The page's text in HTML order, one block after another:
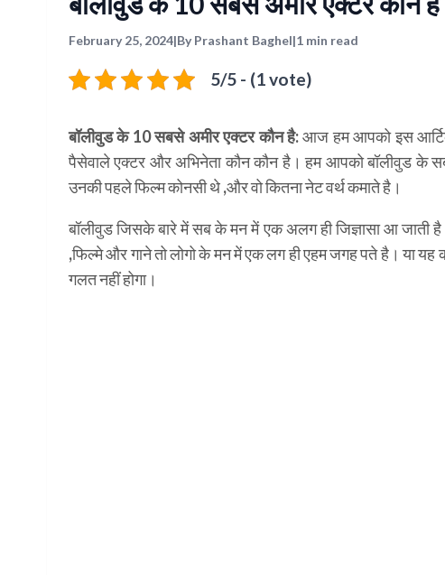
February 25, 2024|By Prashant Baghel|1 min read
5/5 - (1 vote)
बॉलीवुड के 10 सबसे अमीर एक्टर कौन है:आज हम आपको इस
पैसेवाले एक्टर और अभिनेता कौन कौन है। हम आपको बॉलीवुड के
उनकी पहले फिल्म कोनसी थे ,और वो कितना नेट वर्थ कमाते है।
बॉलीवुड जिसके बारे में सब के मन में एक अलग ही जिज्ञासा आ जाती
,फिल्मे और गाने तो लोगो के मन में एक लग ही एहम जगह पते है। या
गलत नहीं होगा।